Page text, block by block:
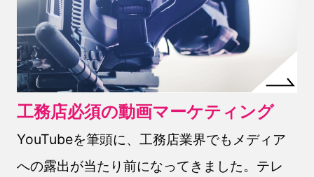
工務店必須の動画マーケティング
YouTubeを筆頭に、工務店業界でもメディア
への露出が当たり前になってきました。テレ